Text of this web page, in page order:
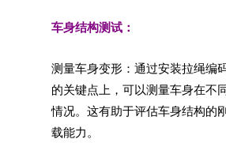
车身结构测试：
测量车身变形：通过安装拉绳编
的关键点上，可以测量车身在不
情况。这有助于评估车身结构的
载能力。